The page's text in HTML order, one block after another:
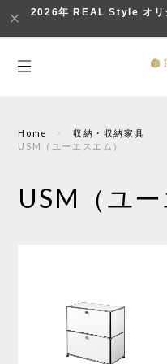
2026年 REAL Style オリ
Home
収納・収
USM（ユーエスエム）
USM（ユー